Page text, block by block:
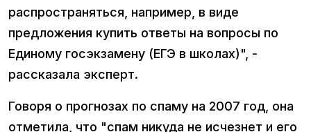
распространяться, например, в виде
предложения купить ответы на вопросы по
Единому госэкзамену (ЕГЭ в школах)", -
рассказала эксперт.
Говоря о прогнозах по спаму на 2007 год, она
отметила, что "спам никуда не исчезнет и его